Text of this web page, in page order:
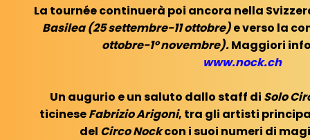
La tournée continuerà poi ancora nella
Basilea (25 settembre-11 ottobre)e verso la
ottobre-1° novembre).Maggiori
www.nock.ch
Un augurio e un saluto dallo staff di Solo
ticineseFabrizio Arigoni, tra gli artisti
del Circo Nockcon i suoi numeri di